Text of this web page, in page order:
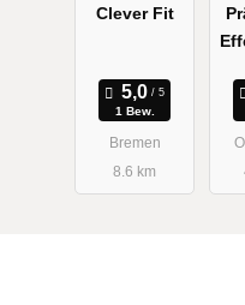
Clever Fit
1 Bew.
Bremen
8.6 km